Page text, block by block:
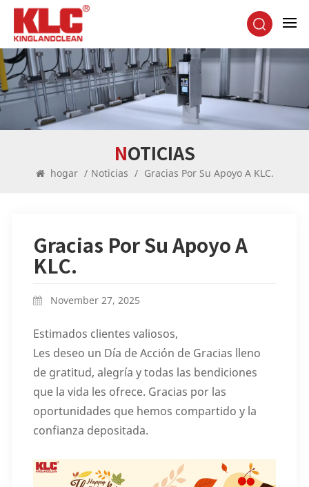
NOTICIAS
hogar / Noticias / Gracias Por Su Apoyo A KLC.
Gracias Por Su Apoyo A
KLC.
November 27, 2025
Estimados clientes valiosos,
Les deseo un Día de Acción de Gracias lleno
de gratitud, alegría y todas las bendiciones
que la vida les ofrece. Gracias por las
oportunidades que hemos compartido y la
confianza depositada.